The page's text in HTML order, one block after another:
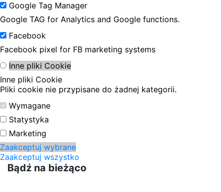
Google Tag Manager
Google TAG for Analytics and Google functions.
Facebook
Facebook pixel for FB marketing systems
Inne pliki Cookie
Inne pliki Cookie
Pliki cookie nie przypisane do żadnej kategorii.
Wymagane
Statystyka
Marketing
Zaakceptuj wybrane
Zaakceptuj wszystko
Bądź na bieżąco